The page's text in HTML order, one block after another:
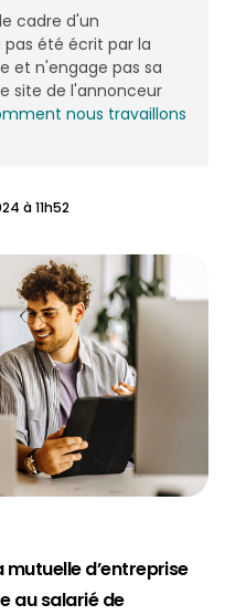
cadre d'un
été écrit par la
et n'engage pas sa
site de l'annonceur
nous travaillons
à 11h52
mutuelle d’entreprise
au salarié de